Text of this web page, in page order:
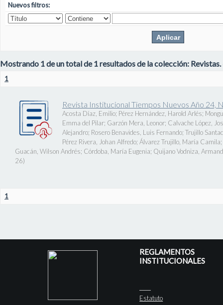
Nuevos filtros:
Mostrando 1 de un total de 1 resultados de la colección: Revistas.
1
Revista Institucional Tiempos Nuevos Año 24,
Acosta Díaz, Emilio; Pérez Hernández, Harold Arlés;
Emma del Pilar; Garzón Mera, Leonor; Calvache López,
Alejandro; Rosero Benavides, Luis Fernando; Trujillo
Pérez Rivera, Johan Alfredo; Álvarez Trujillo, María Camila;
Guacán, Wilson Andrés; Córdoba, María Eugenia; Quijano Vodniza,
26)
1
REGLAMENTOS
INSTITUCIONALES
Estatuto